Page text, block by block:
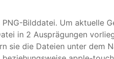
Bilddatei. Um aktuelle
in 2 Ausprägungen
die Dateien unter dem Namen
ihren Webspace in das
Webseite macht